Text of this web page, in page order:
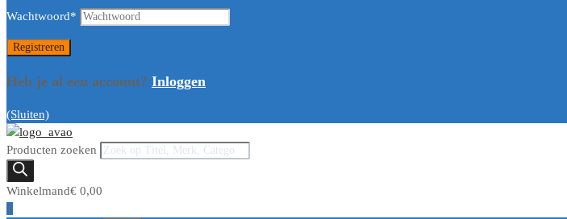
Wachtwoord*
Heb je al een account? Inloggen
(Sluiten)
Producten zoeken
Winkelmand€ 0,00
0